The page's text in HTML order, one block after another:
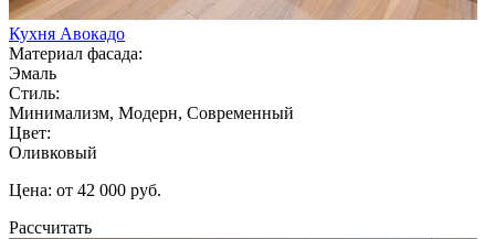
Кухня Авокадо
Материал фасада:
Эмаль
Стиль:
Минимализм, Модерн, Современный
Цвет:
Оливковый
Цена: от 42 000 руб.
Рассчитать